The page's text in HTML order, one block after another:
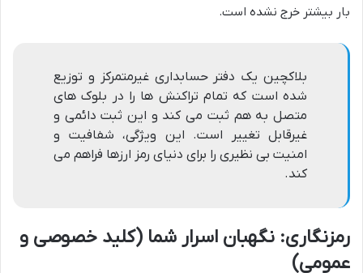
بار بیشتر خرج نشده است.
بلاکچین یک دفتر حسابداری غیرمتمرکز و توزیع
شده است که تمام تراکنش ها را در بلوک های
متصل به هم ثبت می کند و این ثبت دائمی و
غیرقابل تغییر است. این ویژگی، شفافیت و
امنیت بی نظیری را برای دنیای رمز ارزها فراهم می
کند.
رمزنگاری: نگهبان اسرار شما (کلید خصوصی و
عمومی)